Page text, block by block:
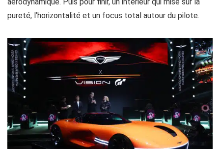
pureté, l’horizontalité et un focus total autour du pilote.